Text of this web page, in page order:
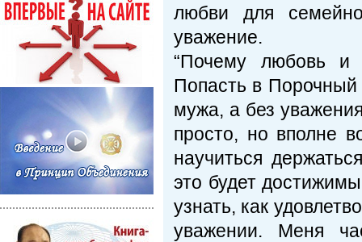
любви для
уважение.
“Почему любовь и
Попасть в Порочный
мужа, а без
просто, но вполне
научиться
это будет
узнать, как
уважении. Меня